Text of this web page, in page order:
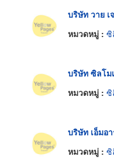
บริษัท วาย เ
หมวดหมู่ : ซิ
บริษัท ซิลโม
หมวดหมู่ : ซิ
บริษัท เอ็มอ
หมวดหมู่ : ซิ